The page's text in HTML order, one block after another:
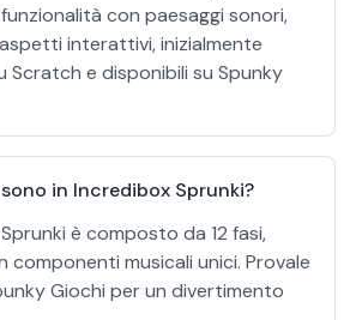
con paesaggi sonori,
interattivi, inizialmente
Scratch e disponibili su Spunky
in Incredibox Sprunki?
è composto da 12 fasi,
componenti musicali unici. Provale
Giochi per un divertimento